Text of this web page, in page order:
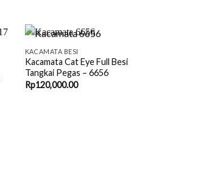
+
KACAMATA BESI
Kacamata Cat Eye Full Besi
Tangkai Pegas – 6656
Rp120,000.00